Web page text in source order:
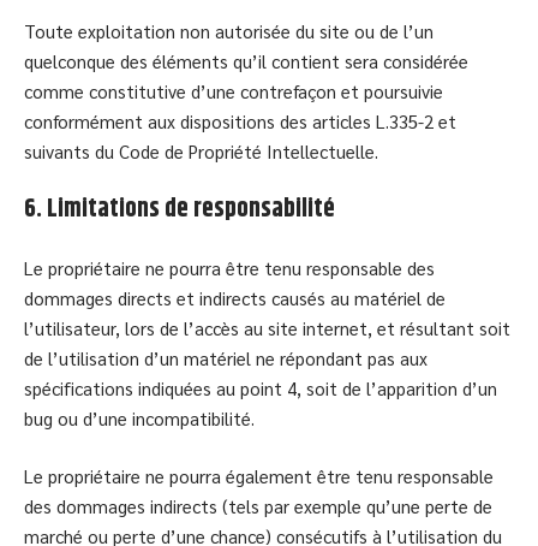
Toute exploitation non autorisée du site ou de l’un
quelconque des éléments qu’il contient sera considérée
comme constitutive d’une contrefaçon et poursuivie
conformément aux dispositions des articles L.335-2 et
suivants du Code de Propriété Intellectuelle.
6. Limitations de responsabilité
Le propriétaire ne pourra être tenu responsable des
dommages directs et indirects causés au matériel de
l’utilisateur, lors de l’accès au site internet, et résultant soit
de l’utilisation d’un matériel ne répondant pas aux
spécifications indiquées au point 4, soit de l’apparition d’un
bug ou d’une incompatibilité.
Le propriétaire ne pourra également être tenu responsable
des dommages indirects (tels par exemple qu’une perte de
marché ou perte d’une chance) consécutifs à l’utilisation du